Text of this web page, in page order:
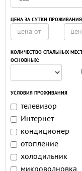
ЦЕНА ЗА СУТКИ ПРОЖИВАНИЯ
КОЛИЧЕСТВО СПАЛЬНЫХ
ОСНОВНЫХ:
УСЛОВИЯ ПРОЖИВАНИЯ
телевизор
Интернет
кондиционер
отопление
холодильник